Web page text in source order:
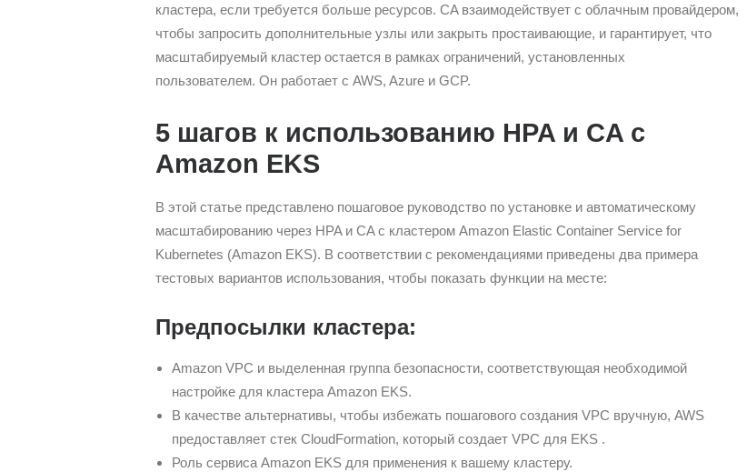
кластера, если требуется больше ресурсов. CA взаимодействует с облачным провайдером,
чтобы запросить дополнительные узлы или закрыть простаивающие, и гарантирует, что
масштабируемый кластер остается в рамках ограничений, установленных
пользователем. Он работает с AWS, Azure и GCP.
5 шагов к использованию HPA и CA с
Amazon EKS
В этой статье представлено пошаговое руководство по установке и автоматическому
масштабированию через HPA и CA с кластером Amazon Elastic Container Service for
Kubernetes (Amazon EKS). В соответствии с рекомендациями приведены два примера
тестовых вариантов использования, чтобы показать функции на месте:
Предпосылки кластера:
Amazon VPC и выделенная группа безопасности, соответствующая необходимой
настройке для кластера Amazon EKS.
В качестве альтернативы, чтобы избежать пошагового создания VPC вручную, AWS
предоставляет стек CloudFormation, который создает VPC для EKS .
Роль сервиса Amazon EKS для применения к вашему кластеру.